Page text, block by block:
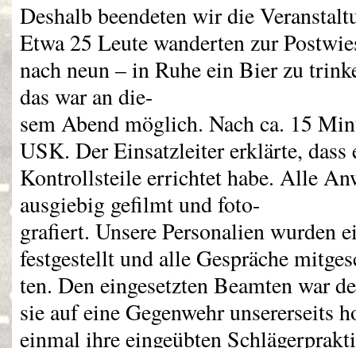
Deshalb beendeten wir die
Etwa 25 Leute wanderten zur
nach neun – in Ruhe ein Bier zu
das war an die-
sem Abend möglich. Nach ca. 15
USK. Der Einsatzleiter erklärte,
Kontrollsteile errichtet habe. Alle
ausgiebig gefilmt und foto-
grafiert. Unsere Personalien wurden
festgestellt und alle Gespräche
ten. Den eingesetzten Beamten war
sie auf eine Gegenwehr unsererseits
einmal ihre eingeübten